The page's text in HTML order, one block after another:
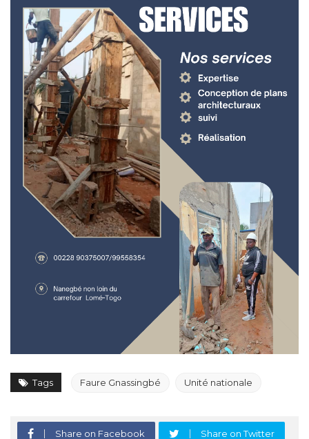
Tags Faure Gnassingbé Unité nationale
Share on Facebook Share on Twitter